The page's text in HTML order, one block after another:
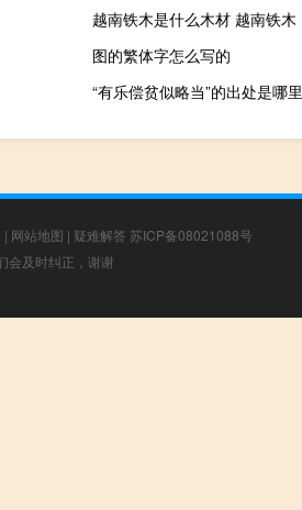
越南铁木是什么木材 越南铁木
图的繁体字怎么写的
“有乐偿贫似略当”的出处是哪里
| 网站地图 | 疑难解答 苏ICP备08021088号
会及时纠正，谢谢